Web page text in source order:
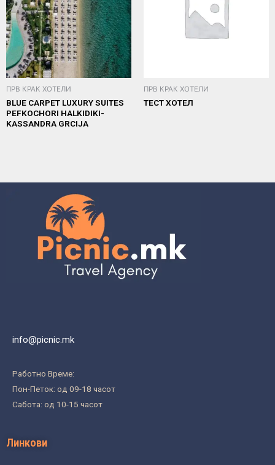
ПРВ КРАК ХОТЕЛИ
BLUE CARPET LUXURY SUITES
PEFKOCHORI HALKIDIKI-
KASSANDRA GRCIJA
ПРВ КРАК ХОТЕЛИ
ТЕСТ ХОТЕЛ
info@picnic.mk
Работно Време:
Пон-Петок: од 09-18 часот
Сабота: од 10-15 часот
Линкови